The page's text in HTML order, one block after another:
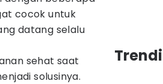
cocok untuk
datang selalu
sehat saat
solusinya.